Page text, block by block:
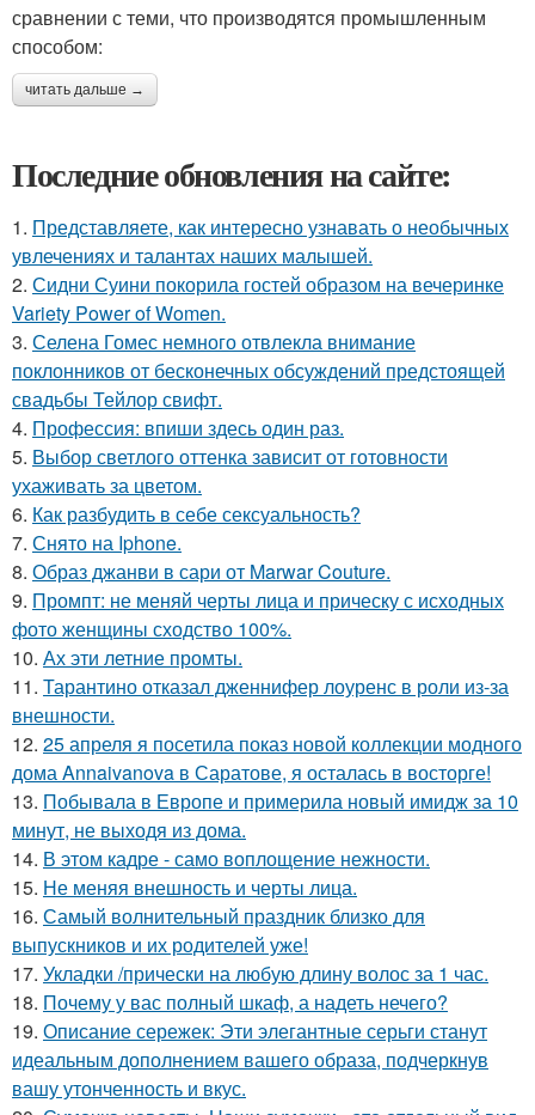
сравнении с теми, что производятся промышленным
способом:
читать дальше →
Последние обновления на сайте:
1. Представляете, как интересно узнавать о необычных
увлечениях и талантах наших малышей.
2. Сидни Суини покорила гостей образом на вечеринке
Variety Power of Women.
3. Селена Гомес немного отвлекла внимание
поклонников от бесконечных обсуждений предстоящей
свадьбы Тейлор свифт.
4. Профессия: впиши здесь один раз.
5. Выбор светлого оттенка зависит от готовности
ухаживать за цветом.
6. Как разбудить в себе сексуальность?
7. Снято на Iphone.
8. Образ джанви в сари от Marwar Couture.
9. Промпт: не меняй черты лица и прическу с исходных
фото женщины сходство 100%.
10. Ах эти летние промты.
11. Тарантино отказал дженнифер лоуренс в роли из-за
внешности.
12. 25 апреля я посетила показ новой коллекции модного
дома Annaivanova в Саратове, я осталась в восторге!
13. Побывала в Европе и примерила новый имидж за 10
минут, не выходя из дома.
14. В этом кадре - само воплощение нежности.
15. Не меняя внешность и черты лица.
16. Самый волнительный праздник близко для
выпускников и их родителей уже!
17. Укладки /прически на любую длину волос за 1 час.
18. Почему у вас полный шкаф, а надеть нечего?
19. Описание сережек: Эти элегантные серьги станут
идеальным дополнением вашего образа, подчеркнув
вашу утонченность и вкус.